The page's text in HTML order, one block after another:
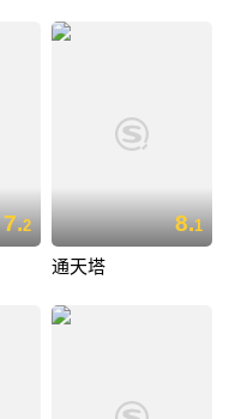
7.2 8.1
通天塔